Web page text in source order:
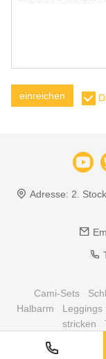
einreichen
Adresse: 2.
Cami-Sets
Halbarm
Leggings
stricken